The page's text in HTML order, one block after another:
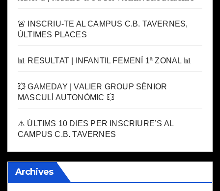
🚨 INSCRIU-TE AL CAMPUS C.B. TAVERNES,
ÚLTIMES PLACES
📊 RESULTAT | INFANTIL FEMENÍ 1ª ZONAL 📊
💥 GAMEDAY | VALIER GROUP SÈNIOR
MASCULÍ AUTONÒMIC 💥
⚠️ ÚLTIMS 10 DIES PER INSCRIURE’S AL
CAMPUS C.B. TAVERNES
Archives